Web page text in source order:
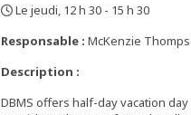
Le jeudi, 12 h 30 - 15 h 30
Responsable : McKenzie
Description :
DBMS offers half-day vacation